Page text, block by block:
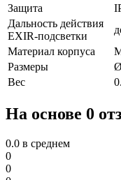
Защита
Дальность действия
EXIR-подсветки
Материал корпуса
Размеры
Вес
На основе 0
0.0 в среднем
0
0